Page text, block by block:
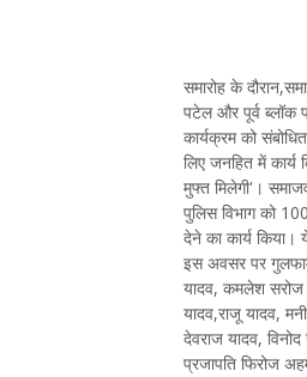
समारोह के
पटेल और पूर्व ब्लॉक
कार्यक्रम को
लिए जनहित में कार्य
मुफ्त मिलेगी'।
पुलिस विभाग को
देने का कार्य किया।
इस अवसर पर
यादव, कमलेश सरोज
यादव,राजू यादव,
देवराज यादव,
प्रजापति फिरोज